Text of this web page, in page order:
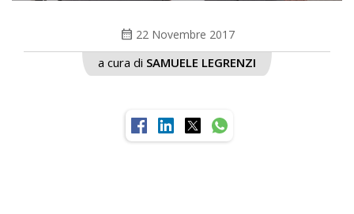
calendar_month 22 Novembre 2017
a cura di SAMUELE LEGRENZI